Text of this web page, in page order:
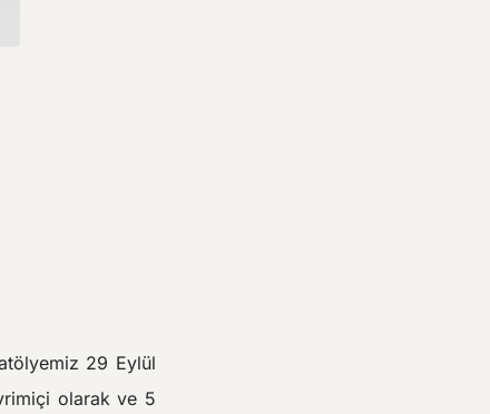
29 Eylül
olarak ve 5